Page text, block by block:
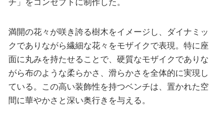
満開の花々が咲き誇る樹木をイメージし、ダイナミッ
クでありながら繊細な花々をモザイクで表現。特に座
面に丸みを持たせることで、硬質なモザイクでありな
がら布のような柔らかさ、滑らかさを全体的に実現し
ている。この高い装飾性を持つベンチは、置かれた空
間に華やかさと深い奥行きを与える。